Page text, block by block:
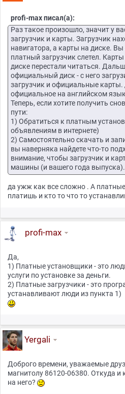
profi-max писал(а):
Раз такое произошло, значит у
загрузчик и карты. Загрузчик
навигатора, а карты на диске.
платный загрузчик слетел.
диске перестали читаться.
официальный диск - с него
загрузчик и официальные
официальное на английском
Теперь, если хотите получить
пути:
1) Обратиться к платным
объявлениям в интернете)
2) Самостоятельно скачать и
вы наверняка найдете что-то
внимание, чтобы загрузчик и
машины (и вашего года выпуска).
да ужж как все сложно . А
платишь и кто то что то
profi-max
Да,
1) Платные установщики - это
услуги по установке за деньги.
2) Платные загрузчики - это
устанавливают люди из пункта 1)
Yergali
Доброго времени, уважаемые
магнитолу 86120-06380. Откуда и
на него?